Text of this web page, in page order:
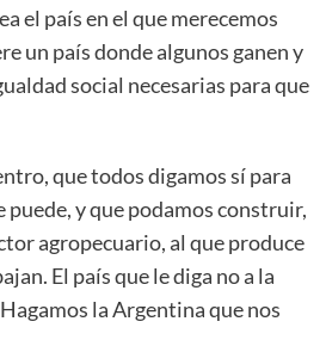
el país en el que merecemos
un país donde algunos ganen y
social necesarias para que
que todos digamos sí para
puede, y que podamos construir,
agropecuario, al que produce
El país que le diga no a la
la Argentina que nos